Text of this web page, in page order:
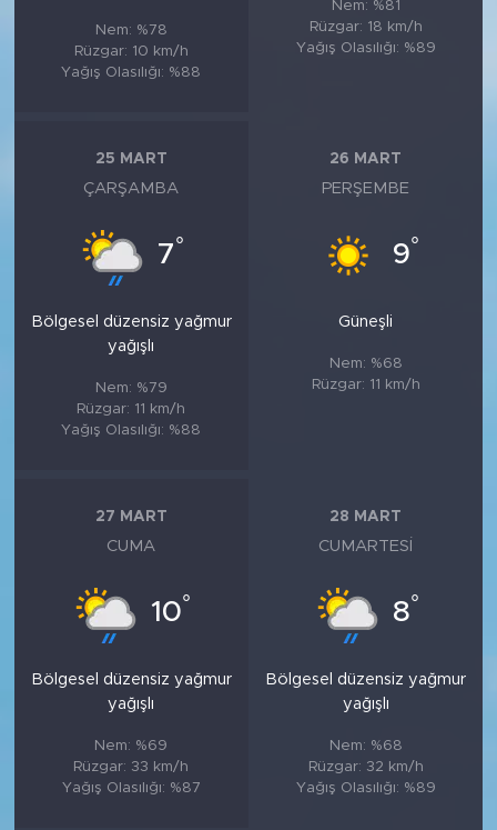
Nem: %78
Rüzgar: 10 km/h
Yağış Olasılığı: %88
Nem: %81
Rüzgar: 18 km/h
Yağış Olasılığı: %89
25 MART
ÇARŞAMBA
7°
Bölgesel düzensiz yağmur
yağışlı
Nem: %79
Rüzgar: 11 km/h
Yağış Olasılığı: %88
26 MART
PERŞEMBE
9°
Güneşli
Nem: %68
Rüzgar: 11 km/h
27 MART
CUMA
10°
Bölgesel düzensiz yağmur
yağışlı
Nem: %69
Rüzgar: 33 km/h
Yağış Olasılığı: %87
28 MART
CUMARTESI
8°
Bölgesel düzensiz yağmur
yağışlı
Nem: %68
Rüzgar: 32 km/h
Yağış Olasılığı: %89